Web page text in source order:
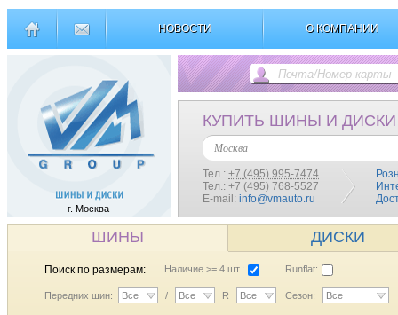
НОВОСТИ О КОМПАНИИ
г. Москва
КУПИТЬ ШИНЫ И ДИСКИ
Москва
Тел.: +7 (495) 995-7474
Тел.: +7 (495) 768-5527
E-mail: info@vmauto.ru
ШИНЫ ДИСКИ
Поиск по размерам: Наличие >= 4 шт.: Runflat:
Передних шин: Все / Все R Все Сезон: Все